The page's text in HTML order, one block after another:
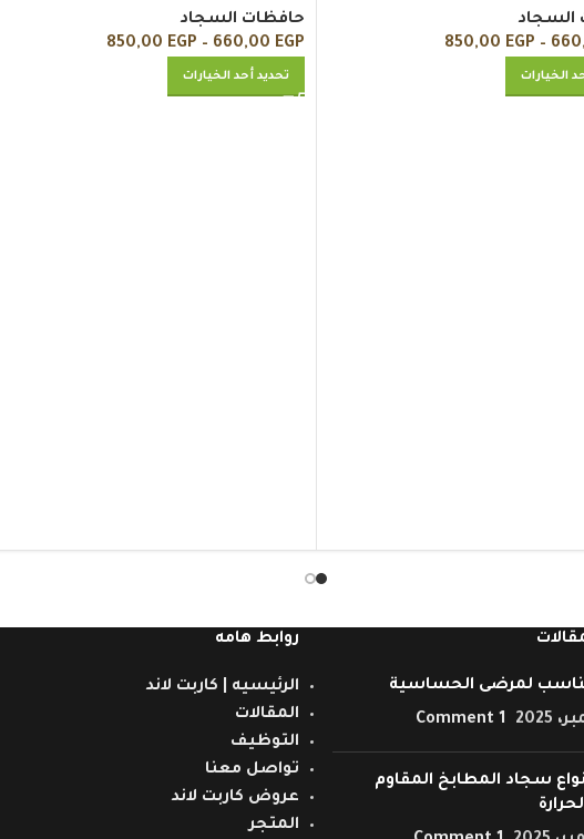
السجاد
–
850,00 EGP
الخيارات
حافظات السجاد
660,00 EGP
–
850,00 EGP
تحديد أحد الخيارات
لمرضى الحساسية
1 Comment
سجاد المطابخ المقاوم
روابط هامه
الرئيسيه | كاربت لاند
المقالات
التوظيف
تواصل معنا
عروض كاربت لاند
المتجر